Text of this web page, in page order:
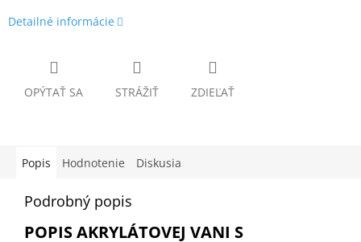
Detailné informácie
OPÝTAŤ SA STRÁŽIŤ ZDIEĽAŤ
Popis Hodnotenie Diskusia
Podrobný popis
POPIS AKRYLÁTOVEJ VANI S